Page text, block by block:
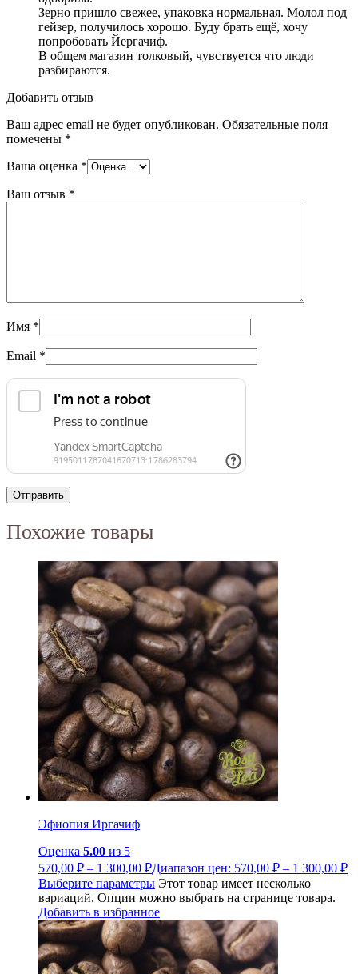
Зерно пришло свежее, упаковка нормальная. Молол под
гейзер, получилось хорошо. Буду брать ещё, хочу
попробовать Йергачиф.
В общем магазин толковый, чувствуется что люди
разбираются.
Добавить отзыв
Ваш адрес email не будет опубликован. Обязательные поля
помечены *
Ваша оценка *
Ваш отзыв *
Имя *
Email *
Похожие товары
Эфиопия Иргачиф
Оценка 5.00 из 5
570,00 ₽ – 1 300,00 ₽Диапазон цен: 570,00 ₽ – 1 300,00 ₽
Выберите параметры Этот товар имеет несколько
вариаций. Опции можно выбрать на странице товара.
Добавить в избранное